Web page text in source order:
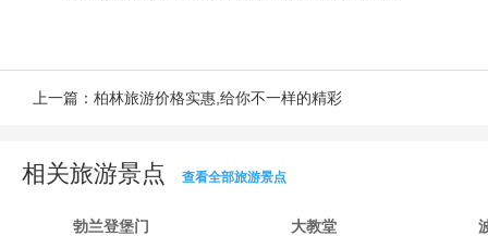
上一篇： 柏林旅游价格实惠,给你不一样的精彩
相关旅游景点 查看全部旅游景点
勃兰登堡门 大教堂